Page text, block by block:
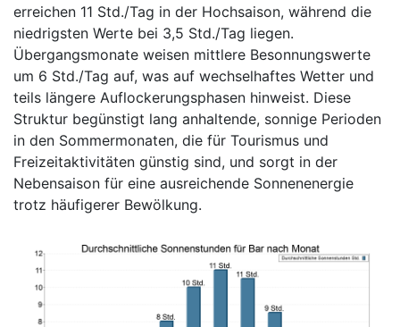
erreichen 11 Std./Tag in der Hochsaison, während die
niedrigsten Werte bei 3,5 Std./Tag liegen.
Übergangsmonate weisen mittlere Besonnungswerte
um 6 Std./Tag auf, was auf wechselhaftes Wetter und
teils längere Auflockerungsphasen hinweist. Diese
Struktur begünstigt lang anhaltende, sonnige Perioden
in den Sommermonaten, die für Tourismus und
Freizeitaktivitäten günstig sind, und sorgt in der
Nebensaison für eine ausreichende Sonnenenergie
trotz häufigerer Bewölkung.